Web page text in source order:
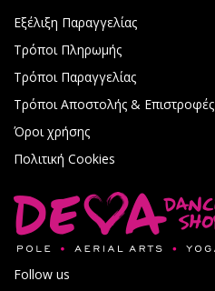
Εξέλιξη Παραγγελίας
Τρόποι Πληρωμής
Τρόποι Παραγγελίας
Τρόποι Αποστολής & Επιστροφές
Όροι χρήσης
Πολιτική Cookies
Follow us